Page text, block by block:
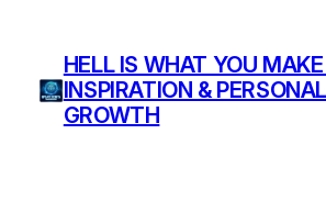
HELL IS WHAT YOU MAKE
INSPIRATION & PERSONAL
GROWTH